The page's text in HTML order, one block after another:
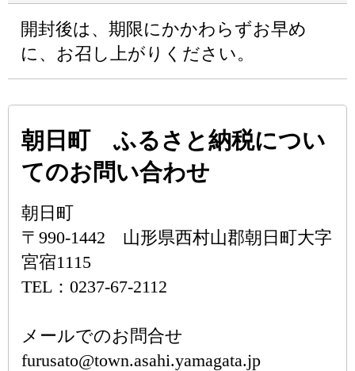
開封後は、期限にかかわらずお早め
に、お召し上がりください。
朝日町 ふるさと納税につい
てのお問い合わせ
朝日町
〒990-1442 山形県西村山郡朝日町大字
宮宿1115
TEL：0237-67-2112
メールでのお問合せ
furusato@town.asahi.yamagata.jp